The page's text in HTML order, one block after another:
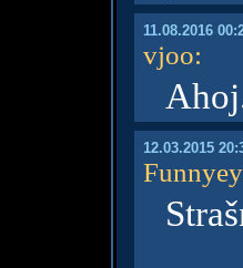
11.08.2016
vjoo:
12.03.2015